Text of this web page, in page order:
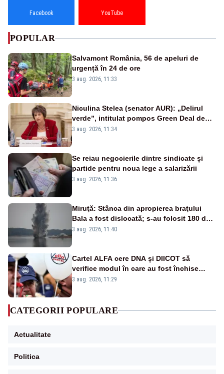
Facebook YouTube
POPULAR
Salvamont România, 56 de apeluri de
urgență în 24 de ore
3 aug. 2026, 11:33
Niculina Stelea (senator AUR): „Delirul
verde”, intitulat pompos Green Deal de
către Bruxelles, este în mare măsură
3 aug. 2026, 11:34
Se reiau negocierile dintre sindicate și
partide pentru noua lege a salarizării
3 aug. 2026, 11:36
Miruţă: Stânca din apropierea braţului
Bala a fost dislocată; s-au folosit 180 de
kilograme de explozibil
3 aug. 2026, 11:40
Cartel ALFA cere DNA și DIICOT să
verifice modul în care au fost închise
centralele pe cărbune
3 aug. 2026, 11:29
CATEGORII POPULARE
Actualitate
Politica